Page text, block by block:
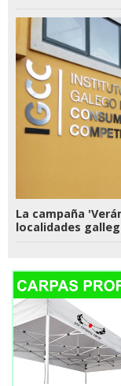
La campaña
localidades